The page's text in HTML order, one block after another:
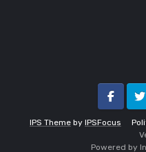
IPS Theme by IPSFocus
Facebook
Powered by